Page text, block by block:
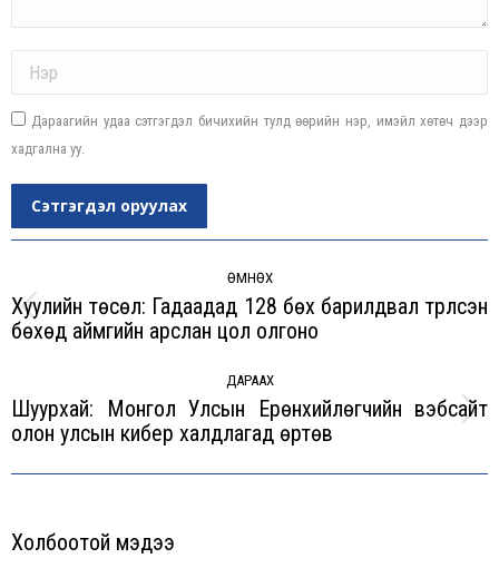
Дараагийн удаа сэтгэгдэл бичихийн тулд өөрийн нэр, имэйл хөтөч дээр
хадгална уу.
Сэтгэгдэл оруулах
ӨМНӨХ
Previous
Хуулийн төсөл: Гадаадад 128 бөх барилдвал түрүүлсэн
бөхөд аймгийн арслан цол олгоно
ДАРААХ
Next
post:
Шуурхай: Монгол Улсын Ерөнхийлөгчийн вэбсайт
олон улсын кибер халдлагад өртөв
Холбоотой мэдээ